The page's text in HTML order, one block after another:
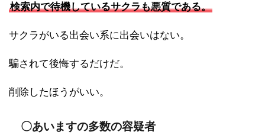
検索内で待機しているサクラも悪質である。
サクラがいる出会い系に出会いはない。
騙されて後悔するだけだ。
削除したほうがいい。
〇あいますの多数の容疑者